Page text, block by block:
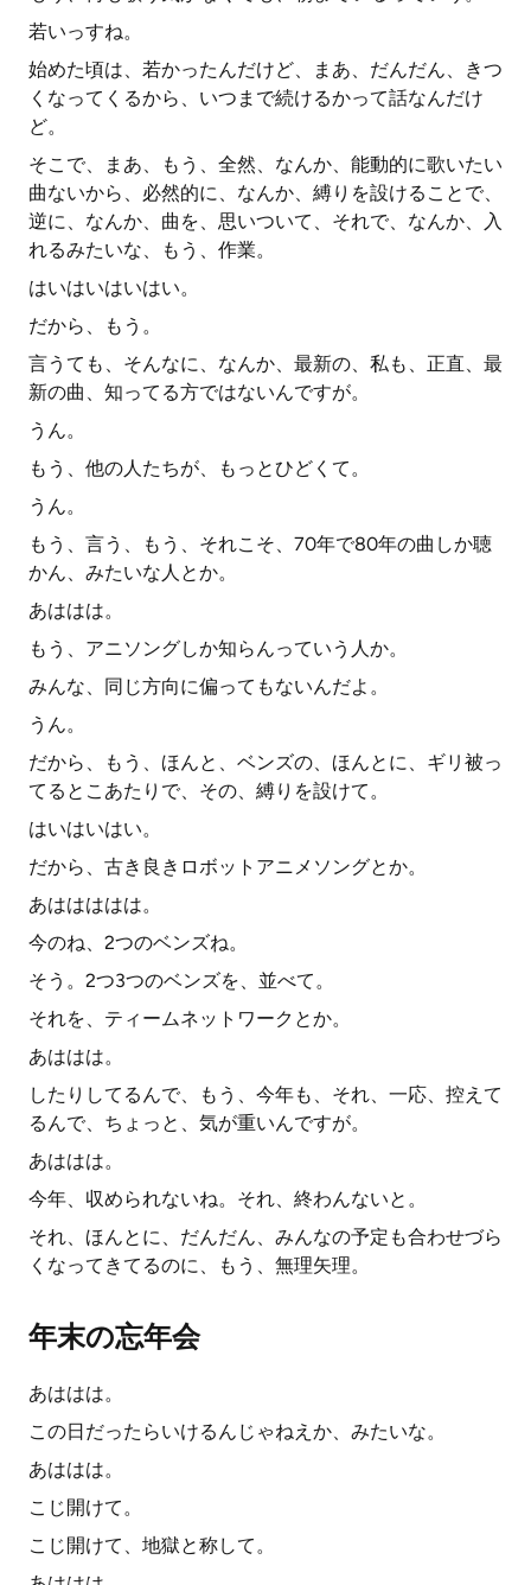
若いっすね。
始めた頃は、若かったんだけど、まあ、だんだん、きつ
くなってくるから、いつまで続けるかって話なんだけ
ど。
そこで、まあ、もう、全然、なんか、能動的に歌いたい
曲ないから、必然的に、なんか、縛りを設けることで、
逆に、なんか、曲を、思いついて、それで、なんか、入
れるみたいな、もう、作業。
はいはいはいはい。
だから、もう。
言うても、そんなに、なんか、最新の、私も、正直、最
新の曲、知ってる方ではないんですが。
うん。
もう、他の人たちが、もっとひどくて。
うん。
もう、言う、もう、それこそ、70年で80年の曲しか聴
かん、みたいな人とか。
あははは。
もう、アニソングしか知らんっていう人か。
みんな、同じ方向に偏ってもないんだよ。
うん。
だから、もう、ほんと、ベンズの、ほんとに、ギリ被っ
てるとこあたりで、その、縛りを設けて。
はいはいはい。
だから、古き良きロボットアニメソングとか。
あははははは。
今のね、2つのベンズね。
そう。2つ3つのベンズを、並べて。
それを、ティームネットワークとか。
あははは。
したりしてるんで、もう、今年も、それ、一応、控えて
るんで、ちょっと、気が重いんですが。
あははは。
今年、収められないね。それ、終わんないと。
それ、ほんとに、だんだん、みんなの予定も合わせづら
くなってきてるのに、もう、無理矢理。
年末の忘年会
あははは。
この日だったらいけるんじゃねえか、みたいな。
あははは。
こじ開けて。
こじ開けて、地獄と称して。